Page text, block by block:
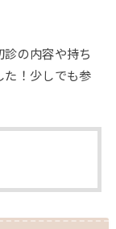
の内容や持ち
！少しでも参